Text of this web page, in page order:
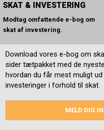
SKAT & INVESTERING
Modtag omfattende e-bog om
skat af investering.
Download vores e-bog om
sider tætpakket med de
hvordan du får mest muligt ud
investeringer i forhold til skat.
MELD DIG